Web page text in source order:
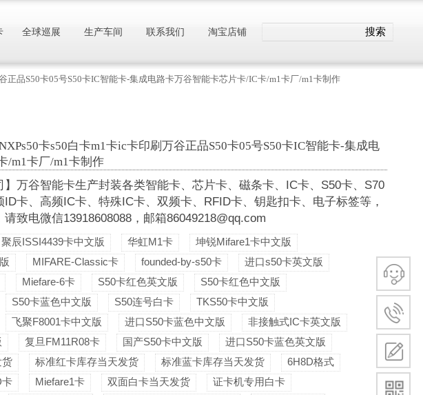
正品S50卡05号S50卡IC智能卡-集成电路卡万谷智能卡芯片卡/IC卡/m1卡厂/m1卡制作
卡s50白卡m1卡ic卡印刷万谷正品S50卡05号S50卡IC智能卡-集成电
/m1卡厂/m1卡制作
】万谷智能卡生产封装各类智能卡、芯片卡、磁条卡、IC卡、S50卡、S70
卡、高频IC卡、特殊IC卡、双频卡、RFID卡、钥匙扣卡、电子标签等，
致电微信13918608088，邮箱86049218@qq.com
聚辰ISSI4439卡中文版 华虹M1卡
坤锐Mifare1卡中文版
MIFARE-Classic卡 founded-by-s50卡
进口s50卡英文版
Miefare-6卡 S50卡红色英文版
S50卡红色中文版
S50卡蓝色中文版 S50连号白卡
TKS50卡中文版
飞聚F8001卡中文版 进口S50卡蓝色中文版
非接触式IC卡英文版
复旦FM11R08卡 国产S50卡中文版
进口S50卡蓝色英文版
货
标准红卡库存当天发货 标准蓝卡库存当天发货
6H8D格式
卡 Miefare1卡 双面白卡当天发货
证卡机专用白卡
全球巡展 生产车间 联系我们 淘宝店铺 搜索